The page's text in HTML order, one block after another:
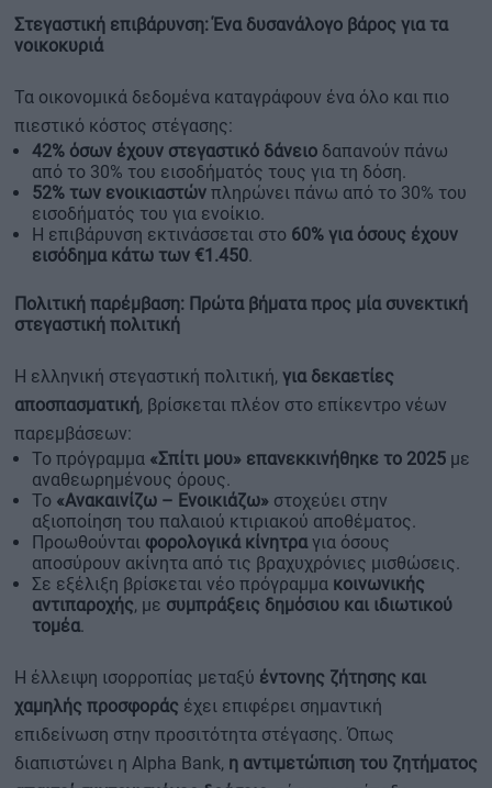
Στεγαστική επιβάρυνση: Ένα δυσανάλογο βάρος για τα
νοικοκυριά
Τα οικονομικά δεδομένα καταγράφουν ένα όλο και πιο
πιεστικό κόστος στέγασης:
42% όσων έχουν στεγαστικό δάνειο δαπανούν πάνω
από το 30% του εισοδήματός τους για τη δόση.
52% των ενοικιαστών πληρώνει πάνω από το 30% του
εισοδήματός του για ενοίκιο.
Η επιβάρυνση εκτινάσσεται στο 60% για όσους έχουν
εισόδημα κάτω των €1.450.
Πολιτική παρέμβαση: Πρώτα βήματα προς μία συνεκτική
στεγαστική πολιτική
Η ελληνική στεγαστική πολιτική, για δεκαετίες
αποσπασματική, βρίσκεται πλέον στο επίκεντρο νέων
παρεμβάσεων:
Το πρόγραμμα «Σπίτι μου» επανεκκινήθηκε το 2025 με
αναθεωρημένους όρους.
Το «Ανακαινίζω – Ενοικιάζω» στοχεύει στην
αξιοποίηση του παλαιού κτιριακού αποθέματος.
Προωθούνται φορολογικά κίνητραγια όσους
αποσύρουν ακίνητα από τις βραχυχρόνιες μισθώσεις.
Σε εξέλιξη βρίσκεται νέο πρόγραμμα κοινωνικής
αντιπαροχής, με συμπράξεις δημόσιου και ιδιωτικού
τομέα.
Η έλλειψη ισορροπίας μεταξύ έντονης ζήτησης και
χαμηλής προσφοράς έχει επιφέρει σημαντική
επιδείνωση στην προσιτότητα στέγασης. Όπως
διαπιστώνει η Alpha Bank, η αντιμετώπιση του ζητήματος